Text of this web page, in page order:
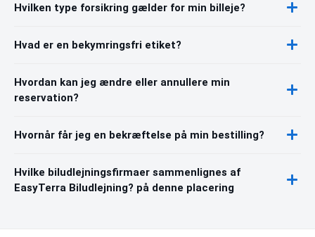
Hvilken type forsikring gælder for min billeje?
Hvad er en bekymringsfri etiket?
Hvordan kan jeg ændre eller annullere min
reservation?
Hvornår får jeg en bekræftelse på min bestilling?
Hvilke biludlejningsfirmaer sammenlignes af
EasyTerra Biludlejning? på denne placering